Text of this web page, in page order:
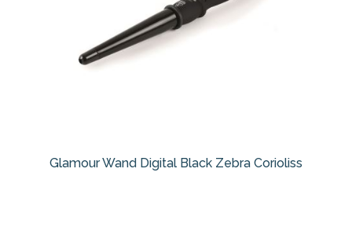
Glamour Wand Digital Black Zebra Corioliss